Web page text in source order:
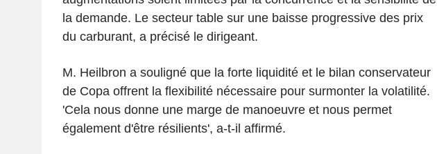
la demande. Le secteur table sur une baisse progressive des prix
du carburant, a précisé le dirigeant.
M. Heilbron a souligné que la forte liquidité et le bilan conservateur
de Copa offrent la flexibilité nécessaire pour surmonter la volatilité.
'Cela nous donne une marge de manoeuvre et nous permet
également d'être résilients', a-t-il affirmé.